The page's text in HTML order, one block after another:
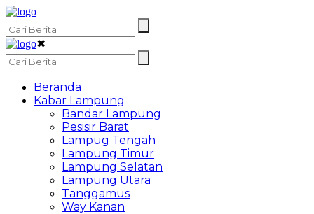
✖
Beranda
Kabar Lampung
Bandar Lampung
Pesisir Barat
Lampug Tengah
Lampung Timur
Lampung Selatan
Lampung Utara
Tanggamus
Way Kanan